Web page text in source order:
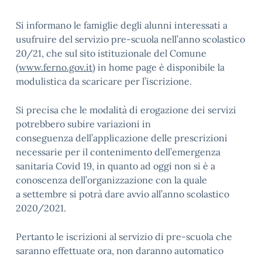
Si informano le famiglie degli alunni interessati a
usufruire del servizio pre-scuola nell’anno scolastico
20/21, che sul sito istituzionale del Comune
(www.ferno.gov.it) in home page è disponibile la
modulistica da scaricare per l’iscrizione.
Si precisa che le modalità di erogazione dei servizi
potrebbero subire variazioni in
conseguenza dell’applicazione delle prescrizioni
necessarie per il contenimento dell’emergenza
sanitaria Covid 19, in quanto ad oggi non si è a
conoscenza dell’organizzazione con la quale
a settembre si potrà dare avvio all’anno scolastico
2020/2021.
Pertanto le iscrizioni al servizio di pre-scuola che
saranno effettuate ora, non daranno automatico